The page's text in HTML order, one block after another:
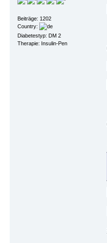
Beiträge: 1202
Country:
Diabetestyp: DM 2
Therapie: Insulin-Pen